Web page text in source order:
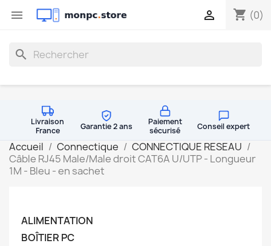
 shopping_cart (0)

search
Livraison
France
Garantie 2 ans
Paiement
sécurisé
Conseil expert
Accueil Connectique
CONNECTIQUE RESEAU
Câble RJ45 Male/Male droit CAT6A U/UTP - Longueur
1M - Bleu - en sachet
ALIMENTATION
BOÎTIER PC